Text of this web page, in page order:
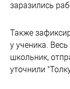
заразились
Также
у ученика.
школьник,
уточнили